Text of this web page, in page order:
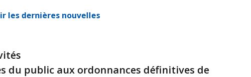
les dernières nouvelles
du public aux ordonnances définitives de